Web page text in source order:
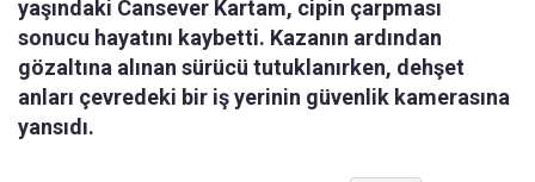
yaşındaki Cansever Kartam, cipin çarpması
sonucu hayatını kaybetti. Kazanın ardından
gözaltına alınan sürücü tutuklanırken, dehşet
anları çevredeki bir iş yerinin güvenlik kamerasına
yansıdı.